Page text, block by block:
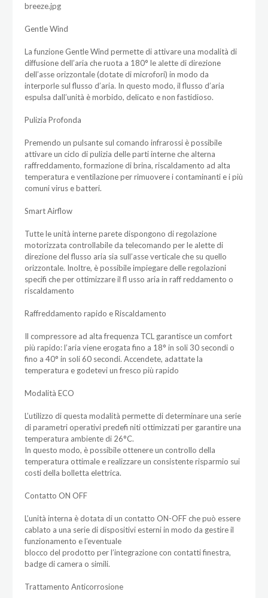
breeze.jpg
Gentle Wind
La funzione Gentle Wind permette di attivare una modalità di
diffusione dell’aria che ruota a 180° le alette di direzione
dell’asse orizzontale (dotate di microfori) in modo da
interporle sul flusso d’aria. In questo modo, il flusso d’aria
espulsa dall’unità è morbido, delicato e non fastidioso.
Pulizia Profonda
Premendo un pulsante sul comando infrarossi è possibile
attivare un ciclo di pulizia delle parti interne che alterna
raffreddamento, formazione di brina, riscaldamento ad alta
temperatura e ventilazione per rimuovere i contaminanti e i più
comuni virus e batteri.
Smart Airflow
Tutte le unità interne parete dispongono di regolazione
motorizzata controllabile da telecomando per le alette di
direzione del flusso aria sia sull’asse verticale che su quello
orizzontale. Inoltre, è possibile impiegare delle regolazioni
specifi che per ottimizzare il fl usso aria in raff reddamento o
riscaldamento
Raffreddamento rapido e Riscaldamento
Il compressore ad alta frequenza TCL garantisce un comfort
più rapido: l’aria viene erogata fino a 18° in soli 30 secondi o
fino a 40° in soli 60 secondi. Accendete, adattate la
temperatura e godetevi un fresco più rapido
Modalità ECO
L’utilizzo di questa modalità permette di determinare una serie
di parametri operativi predefi niti ottimizzati per garantire una
temperatura ambiente di 26°C.
In questo modo, è possibile ottenere un controllo della
temperatura ottimale e realizzare un consistente risparmio sui
costi della bolletta elettrica.
Contatto ON OFF
L’unità interna è dotata di un contatto ON-OFF che può essere
cablato a una serie di dispositivi esterni in modo da gestire il
funzionamento e l’eventuale
blocco del prodotto per l’integrazione con contatti finestra,
badge di camera o simili.
Trattamento Anticorrosione